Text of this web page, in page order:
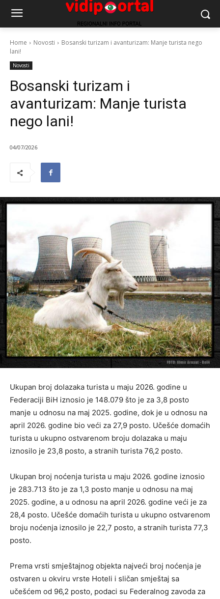
Home Novosti
Bosanski turizam i avanturizam: Manje turista nego
lani!
Novosti
Bosanski turizam i
avanturizam: Manje turista
nego lani!
04/07/2026
Ukupan broj dolazaka turista u maju 2026. godine u
Federaciji BiH iznosio je 148.079 što je za 3,8 posto
manje u odnosu na maj 2025. godine, dok je u odnosu na
april 2026. godine bio veći za 27,9 posto. Učešće domaćih
turista u ukupno ostvarenom broju dolazaka u maju
iznosilo je 23,8 posto, a stranih turista 76,2 posto.
Ukupan broj noćenja turista u maju 2026. godine iznosio
je 283.713 što je za 1,3 posto manje u odnosu na maj
2025. godine, a u odnosu na april 2026. godine veći je za
28,4 posto. Učešće domaćih turista u ukupno ostvarenom
broju noćenja iznosilo je 22,7 posto, a stranih turista 77,3
posto.
Prema vrsti smještajnog objekta najveći broj noćenja je
ostvaren u okviru vrste Hoteli i sličan smještaj sa
učešćem od 96,2 posto, podaci su Federalnog zavoda za